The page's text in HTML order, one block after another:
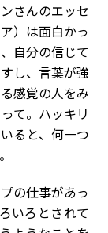
さんのエッセ
）は面白かっ
自分の信じて
し、言葉が強
感覚の人をみ
て。ハッキリ
ると、何一つ
の仕事があっ
いろとされて